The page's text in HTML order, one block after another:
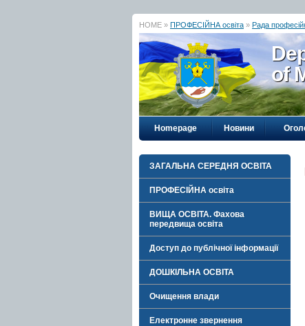
HOME » ПРОФЕСІЙНА освіта » Рада
of
Homepage Новини
ЗАГАЛЬНА СЕРЕДНЯ ОСВІТА
ПРОФЕСІЙНА освіта
ВИЩА ОСВІТА. Фахова
передвища освіта
Доступ до публічної інформації
ДОШКІЛЬНА ОСВІТА
Очищення влади
Електронне звернення